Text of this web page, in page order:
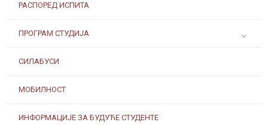
РАСПОРЕД ИСПИТА
ПРОГРАМ СТУДИЈА
СИЛАБУСИ
МОБИЛНОСТ
ИНФОРМАЦИЈЕ ЗА БУДУЋЕ СТУДЕНТЕ